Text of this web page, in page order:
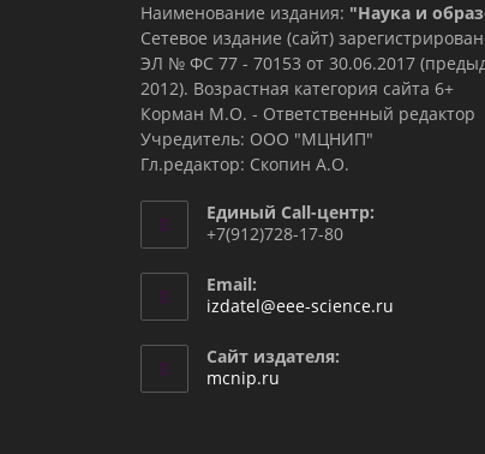
Наименование издания: "Наука и
Сетевое издание (сайт)
ЭЛ № ФС 77 - 70153 от 30.06.2017
2012). Возрастная категория сайта 6+
Корман М.О. - Ответственный редактор
Учредитель: ООО "МЦНИП"
Гл.редактор: Скопин А.О.
Единый Call-центр:
+7(912)728-17-80
Email:
izdatel@eee-science.ru
Сайт издателя:
mcnip.ru